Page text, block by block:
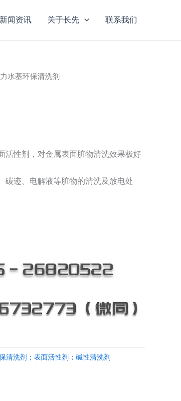
新闻资讯 关于长先 联系我们
水基环保清洗剂
活性剂，对金属表面脏物清洗效果极好
碳迹、电解液等脏物的清洗及放电处
清洗剂；表面活性剂；碱性清洗剂